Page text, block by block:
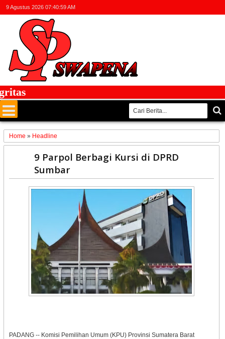
9 Agustus 2026 07:40:59 AM
Home » Headline
9 Parpol Berbagi Kursi di DPRD
Sumbar
PADANG -- Komisi Pemilihan Umum (KPU) Provinsi Sumatera Barat